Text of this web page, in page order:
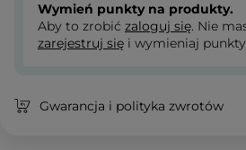
Wymień punkty na produkty.
Aby to zrobić zaloguj się. Nie
zarejestruj się i wymieniaj
Gwarancja i polityka zwrotów